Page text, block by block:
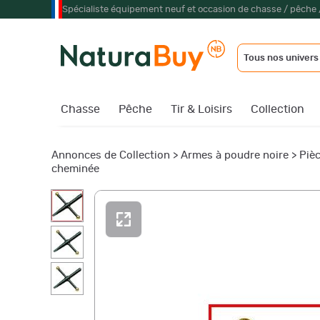
Spécialiste équipement neuf et occasion de chasse / pêche
Tous nos univers
Chasse Pêche Tir & Loisirs Collection
Annonces de Collection > Armes à poudre noire >
cheminée